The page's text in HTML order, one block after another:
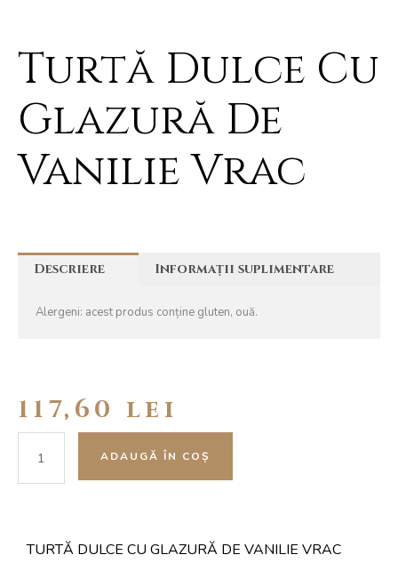
Turtă Dulce Cu
Glazură De
Vanilie Vrac
Descriere Informații suplimentare
Alergeni: acest produs conține gluten, ouă.
117,60 lei
Turtă
vanilie
ADAUGĂ ÎN COȘ
TURTĂ DULCE CU GLAZURĂ DE VANILIE VRAC